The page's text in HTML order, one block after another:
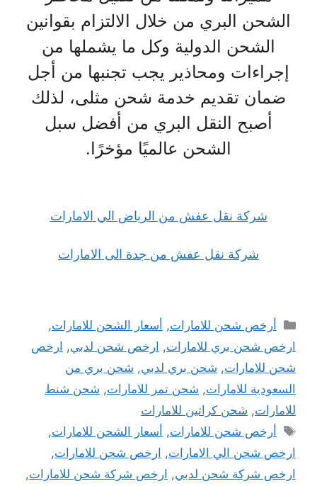
الشحن البري من خلال الالتزام بقوانين
الشحن الدولية وكل ما يشملها من
إجراءات ومحاذير يجب تجنبها من أجل
ضمان تقديم خدمة شحن مثلى، لذلك
أصبح النقل البري من أفضل سبل
الشحن عالميًا مؤخرًا.
شركة نقل عفش من الرياض الي الامارات
شركة نقل عفش من جدة الى الامارات
التصنيفات
أرخص شحن للامارات,أسعار الشحن للامارات,
ارخص شحن بري للامارات,ارخص شحن لدبي, ارخص
شحن للامارات,شحن بري لدبي, شحن بري من
السعودية للامارات,شحن تمر للامارات,شحن شنط
للامارات,شحن كراتين للامارات
الوسوم
أرخص شحن للامارات,أسعار الشحن للامارات,
ارخص شحن الي الامارات,ارخص شحن للامارات,
ارخص شركة شحن لدبي, ارخص شركة شحن للامارات,